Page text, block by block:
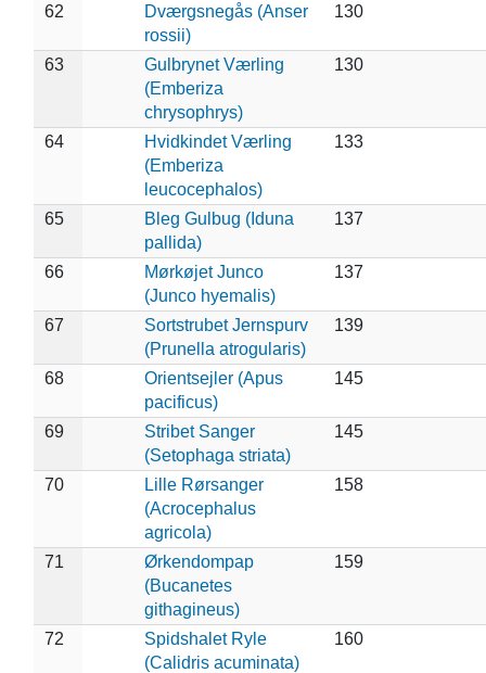
62
Dværgsnegås (Anser
rossii)
130
63
Gulbrynet Værling
(Emberiza
chrysophrys)
130
64
Hvidkindet Værling
(Emberiza
leucocephalos)
133
65
Bleg Gulbug (Iduna
pallida)
137
66
Mørkøjet Junco
(Junco hyemalis)
137
67
Sortstrubet Jernspurv
(Prunella atrogularis)
139
68
Orientsejler (Apus
pacificus)
145
69
Stribet Sanger
(Setophaga striata)
145
70
Lille Rørsanger
(Acrocephalus
agricola)
158
71
Ørkendompap
(Bucanetes
githagineus)
159
72
Spidshalet Ryle
(Calidris acuminata)
160